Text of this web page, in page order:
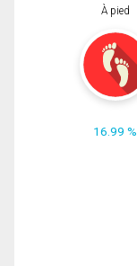
À pied
16.99 %